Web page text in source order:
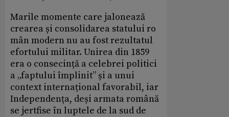
Marile momente care jalonează
crearea și consolidarea statului ro
mân modern nu au fost rezultatul
efortului militar. Unirea din 1859
era o consecință a celebrei politici
a „faptului împlinit” și a unui
context internațional favorabil, iar
Independența, deși armata română
se jertfise în luptele de la sud de